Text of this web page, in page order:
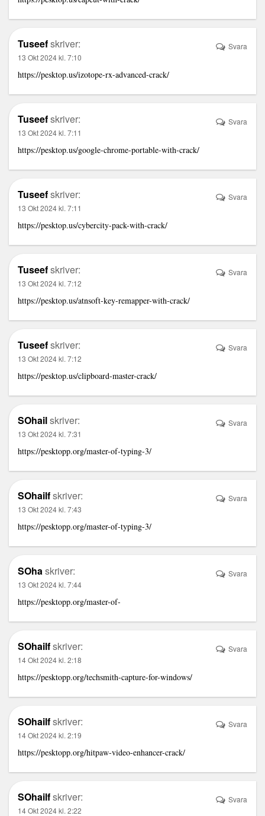
Tuseefskriver:
13 Okt 2024 kl. 7:10
https://pesktop.us/izotope-rx-advanced-crack/
Svara
Tuseefskriver:
13 Okt 2024 kl. 7:11
https://pesktop.us/google-chrome-portable-with-crack/
Svara
Tuseefskriver:
13 Okt 2024 kl. 7:11
https://pesktop.us/cybercity-pack-with-crack/
Svara
Tuseefskriver:
13 Okt 2024 kl. 7:12
https://pesktop.us/atnsoft-key-remapper-with-crack/
Svara
Tuseefskriver:
13 Okt 2024 kl. 7:12
https://pesktop.us/clipboard-master-crack/
Svara
SOhailskriver:
13 Okt 2024 kl. 7:31
https://pesktopp.org/master-of-typing-3/
Svara
SOhailfskriver:
13 Okt 2024 kl. 7:43
https://pesktopp.org/master-of-typing-3/
Svara
SOhaskriver:
13 Okt 2024 kl. 7:44
https://pesktopp.org/master-of-
Svara
SOhailfskriver:
14 Okt 2024 kl. 2:18
https://pesktopp.org/techsmith-capture-for-windows/
Svara
SOhailfskriver:
14 Okt 2024 kl. 2:19
https://pesktopp.org/hitpaw-video-enhancer-crack/
Svara
SOhailfskriver:
14 Okt 2024 kl. 2:22
Svara